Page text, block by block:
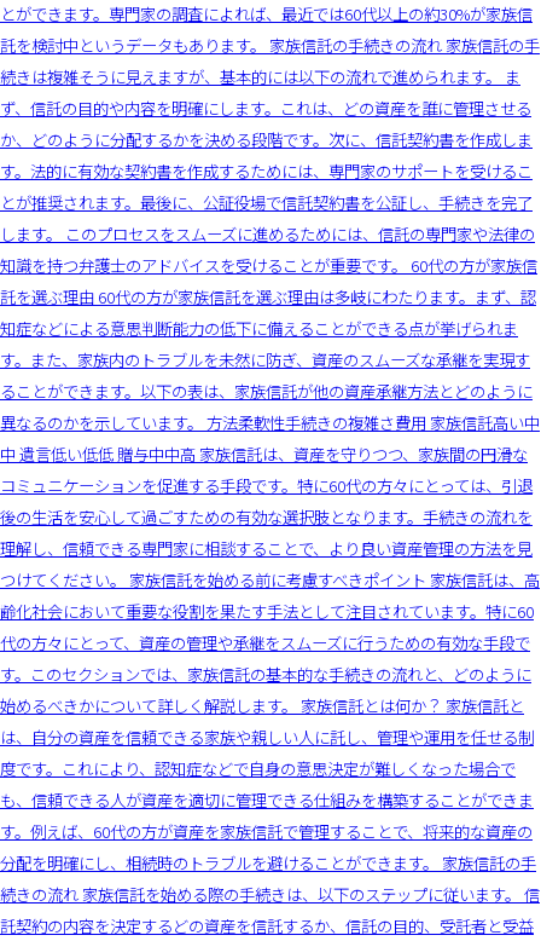
とができます。専門家の調査によれば、最近では60代以上の約30%が家族信
託を検討中というデータもあります。 家族信託の手続きの流れ 家族信託の手
続きは複雑そうに見えますが、基本的には以下の流れで進められます。 ま
ず、信託の目的や内容を明確にします。これは、どの資産を誰に管理させる
か、どのように分配するかを決める段階です。次に、信託契約書を作成しま
す。法的に有効な契約書を作成するためには、専門家のサポートを受けるこ
とが推奨されます。最後に、公証役場で信託契約書を公証し、手続きを完了
します。 このプロセスをスムーズに進めるためには、信託の専門家や法律の
知識を持つ弁護士のアドバイスを受けることが重要です。 60代の方が家族信
託を選ぶ理由 60代の方が家族信託を選ぶ理由は多岐にわたります。まず、認
知症などによる意思判断能力の低下に備えることができる点が挙げられま
す。また、家族内のトラブルを未然に防ぎ、資産のスムーズな承継を実現す
ることができます。以下の表は、家族信託が他の資産承継方法とどのように
異なるのかを示しています。 方法柔軟性手続きの複雑さ費用 家族信託高い中
中 遺言低い低低 贈与中中高 家族信託は、資産を守りつつ、家族間の円滑な
コミュニケーションを促進する手段です。特に60代の方々にとっては、引退
後の生活を安心して過ごすための有効な選択肢となります。手続きの流れを
理解し、信頼できる専門家に相談することで、より良い資産管理の方法を見
つけてください。 家族信託を始める前に考慮すべきポイント 家族信託は、高
齢化社会において重要な役割を果たす手法として注目されています。特に60
代の方々にとって、資産の管理や承継をスムーズに行うための有効な手段で
す。このセクションでは、家族信託の基本的な手続きの流れと、どのように
始めるべきかについて詳しく解説します。 家族信託とは何か？ 家族信託と
は、自分の資産を信頼できる家族や親しい人に託し、管理や運用を任せる制
度です。これにより、認知症などで自身の意思決定が難しくなった場合で
も、信頼できる人が資産を適切に管理できる仕組みを構築することができま
す。例えば、60代の方が資産を家族信託で管理することで、将来的な資産の
分配を明確にし、相続時のトラブルを避けることができます。 家族信託の手
続きの流れ 家族信託を始める際の手続きは、以下のステップに従います。 信
託契約の内容を決定するどの資産を信託するか、信託の目的、受託者と受益